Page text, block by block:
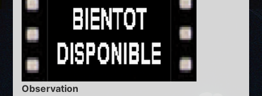
Observation